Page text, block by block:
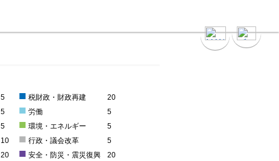
5 ■ 税財政・財政再建 20
5 ■ 労働 5
5 ■ 環境・エネルギー 5
10 ■ 行政・議会改革 5
20 ■ 安全・防災・震災復興 20